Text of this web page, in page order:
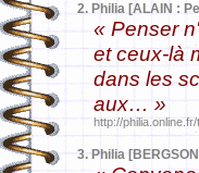
2. Philia [ALAIN :
« Penser
et ceux-là
dans les
aux… »
http://philia.online.fr/
3. Philia